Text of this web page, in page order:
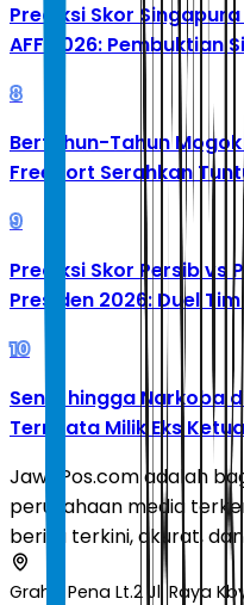
Prediksi Skor
AFF 2026: Pembuktian
8
Bertahun-Tahun
Freeport Serahkan
9
Prediksi Skor Persib vs
Presiden 2026: Duel
10
Senpi hingga Narkoba
Ternyata Milik Eks
JawaPos.com adalah
perusahaan media
berita terkini, akurat,
Graha Pena Lt.2 Jl. Raya